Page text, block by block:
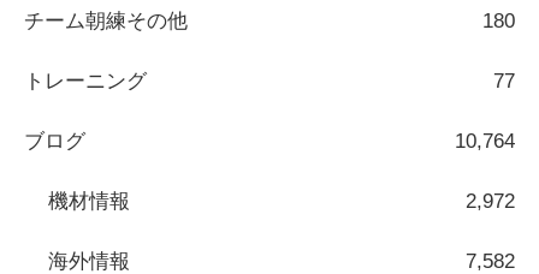
チーム朝練その他 180
トレーニング 77
ブログ 10,764
機材情報 2,972
海外情報 7,582